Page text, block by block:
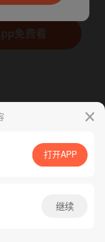
App免费看
免费看
打开APP
继续